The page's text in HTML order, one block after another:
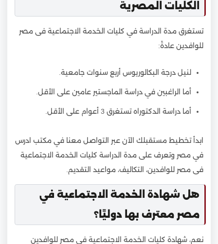
الكليات المصرية
تستغرق مدة الدراسة في كليات الخدمة الاجتماعية فى مصر
للوافدين عادةً:
لنيل درجة البكالوريوس أربع سنوات جامعية.
أما الراغبين في دراسة الماجستير عامين على الأقل.
أما دراسة الدكتوراه تستغرق 3 أعوام على الأقل.
ابدأ تخطيط مستقبلك الآن عبر التواصل معنا في مكتب ادرس
في مصر وتعرف على مدة الدراسة كليات الخدمة الاجتماعية
فى مصر للوافدين، التكاليف، مواعيد التقديم.
هل شهادة الخدمة الاجتماعية في
مصر معترف بها دوليًا؟
نعم، شهادة كليات الخدمة الاجتماعية فى مصر للوافدين